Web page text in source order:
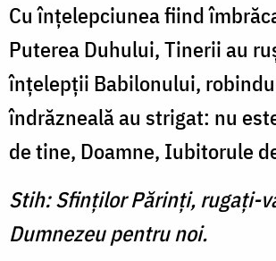
Cu înţelepciunea fiind
Puterea Duhului, Tinerii au
înţelepţii Babilonului,
îndrăzneală au strigat: nu
de tine, Doamne, Iubitorule
Stih: Sfinţilor Părinţi, rugaţi-
Dumnezeu pentru noi.